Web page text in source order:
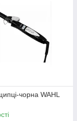
чорна WAHL